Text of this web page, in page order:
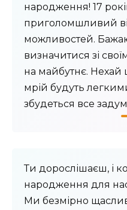
народження! 17
приголомшливий
можливостей.
визначитися зі
на майбутнє.
мрій будуть
збудеться все
Ти дорослішаєш, і
народження для нас
Ми безмірно